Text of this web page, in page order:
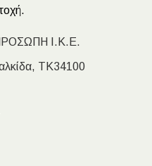
Ι.Κ.Ε.
ΤΚ34100